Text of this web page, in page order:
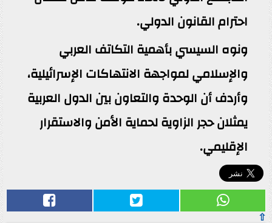
احترام القانون الدولي.
ونوه السيسي بأهمية التكاتف العربي
والإسلامي لمواجهة الانتهاكات الإسرائيلية،
وأردف أن الوحدة والتعاون بين الدول العربية
يمثلان حجر الزاوية لحماية الأمن والاستقرار
الإقليمي.
⇧